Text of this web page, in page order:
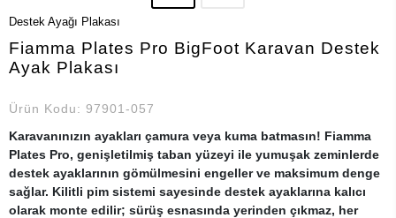
Destek Ayağı Plakası
Fiamma Plates Pro BigFoot Karavan Destek
Ayak Plakası
Ürün Kodu: 97901-057
Karavanınızın ayakları çamura veya kuma batmasın! Fiamma
Plates Pro, genişletilmiş taban yüzeyi ile yumuşak zeminlerde
destek ayaklarının gömülmesini engeller ve maksimum denge
sağlar. Kilitli pim sistemi sayesinde destek ayaklarına kalıcı
olarak monte edilir; sürüş esnasında yerinden çıkmaz, her